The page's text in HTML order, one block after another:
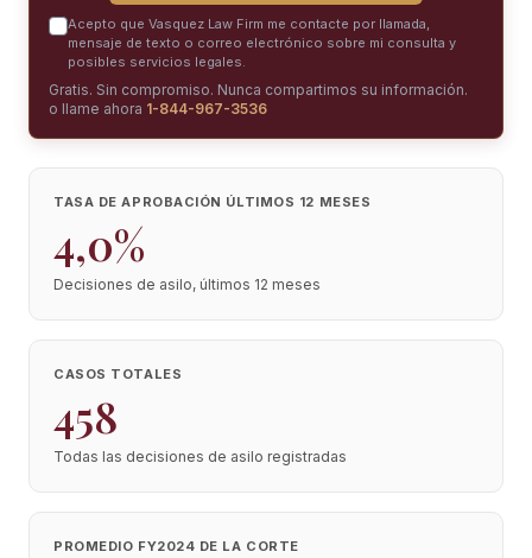
Acepto que Vasquez Law Firm me contacte por llamada,
mensaje de texto o correo electrónico sobre mi consulta y
posibles servicios legales.
Gratis. Sin compromiso. Nunca compartimos su información.
o llame ahora 1-844-967-3536
TASA DE APROBACIÓN ÚLTIMOS 12 MESES
4,0%
Decisiones de asilo, últimos 12 meses
CASOS TOTALES
458
Todas las decisiones de asilo registradas
PROMEDIO FY2024 DE LA CORTE